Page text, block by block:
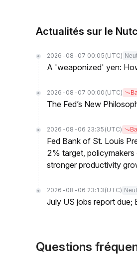
Actualités sur le
2026-08-07 00:05 (UTC)
A 'weaponized' yen:
2026-08-07 00:00 (UTC)
The Fed’s New
2026-08-06 23:35 (UTC)
Fed Bank of St. Louis
2% target,
stronger productivity
2026-08-06 23:13 (UTC)
July US jobs report due;
Questions